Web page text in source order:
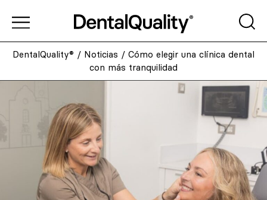
DentalQuality® / Noticias / Cómo elegir una clínica dental
con más tranquilidad